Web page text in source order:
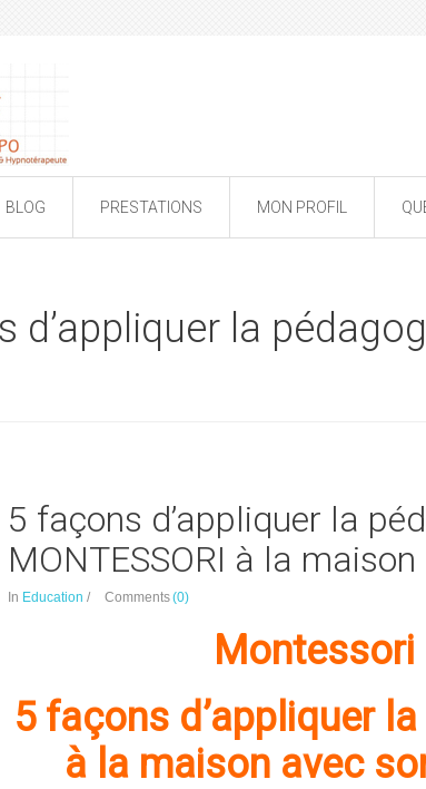
BLOG PRESTATIONS MON PROFIL
d’appliquer la
5 façons d’appliquer la
MONTESSORI à la maison
In Education / Comments(0)
Montessori
5 façons d’appliquer
à la maison avec